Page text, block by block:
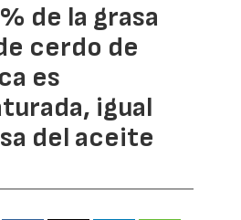
de la grasa
cerdo de
es
igual
del aceite